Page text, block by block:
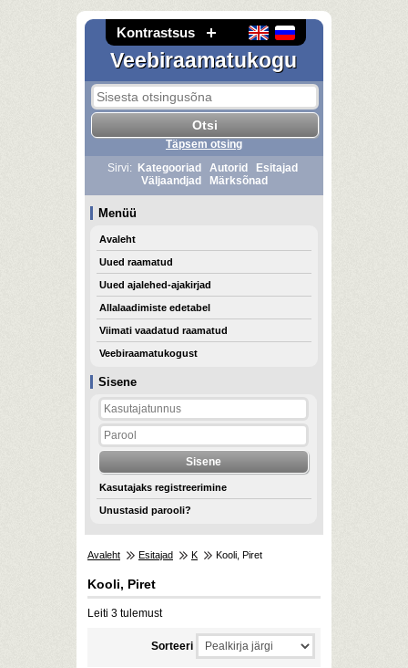
Kontrastsus
Veebiraamatukogu
Sisene
Kasutajaks registreerimine
Unustasid parooli?
Täpsem otsing
Sirvi:
Kategooriad Autorid
Esitajad
Väljaandjad
Märksõnad
Menüü
Avaleht
Uued raamatud
Uued ajalehed-ajakirjad
Allalaadimiste edetabel
Viimati vaadatud raamatud
Veebiraamatukogust
Avaleht Esitajad K Kooli, Piret
Kooli, Piret
Leiti 3 tulemust
Sorteeri